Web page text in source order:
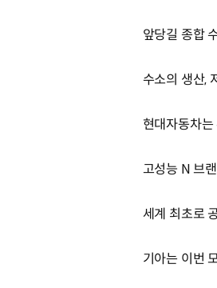
앞당길 종합
수소의 생산,
현대자동차
고성능 N 브
세계 최초로
기아는 이번